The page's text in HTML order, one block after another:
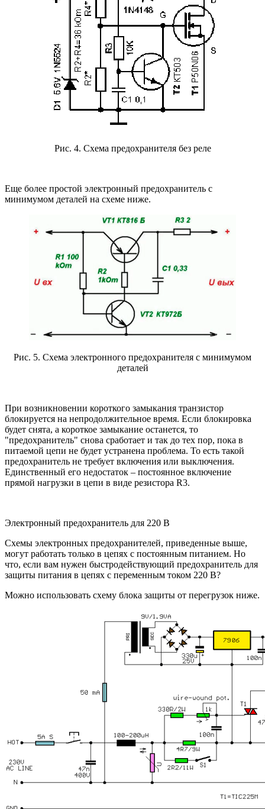
Рис. 4. Схема предохранителя без реле
Еще более простой электронный предохранитель с
минимумом деталей на схеме ниже.
Рис. 5. Схема электронного предохранителя с минимумом
деталей
При возникновении короткого замыкания транзистор
блокируется на непродолжительное время. Если блокировка
будет снята, а короткое замыкание останется, то
"предохранитель" снова сработает и так до тех пор, пока в
питаемой цепи не будет устранена проблема. То есть такой
предохранитель не требует включения или выключения.
Единственный его недостаток – постоянное включение
прямой нагрузки в цепи в виде резистора R3.
Электронный предохранитель для 220 В
Схемы электронных предохранителей, приведенные выше,
могут работать только в цепях с постоянным питанием. Но
что, если вам нужен быстродействующий предохранитель для
защиты питания в цепях с переменным током 220 В?
Можно использовать схему блока защиты от перегрузок ниже.